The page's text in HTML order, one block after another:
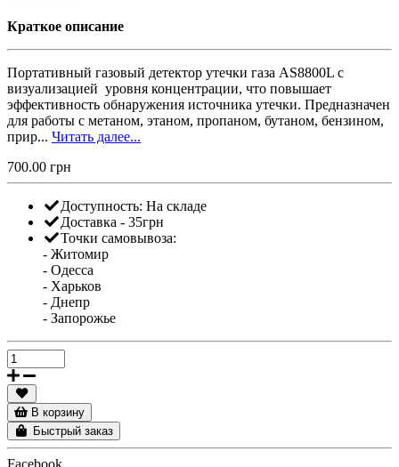
Краткое описание
Портативный газовый детектор утечки газа AS8800L с
визуализацией уровня концентрации, что повышает
эффективность обнаружения источника утечки. Предназначен
для работы с метаном, этаном, пропаном, бутаном, бензином,
прир... Читать далее...
700.00 грн
Доступность: На складе
Доставка - 35грн
Точки самовывоза:
- Житомир
- Одесса
- Харьков
- Днепр
- Запорожье
В корзину
Быстрый заказ
Facebook